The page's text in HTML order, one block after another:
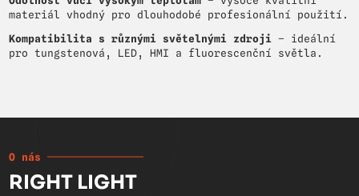
materiál vhodný pro dlouhodobé profesionální použití.
Kompatibilita s různými světelnými zdroji – ideální
pro tungstenová, LED, HMI a fluorescenční světla.
O nás
RIGHT LIGHT